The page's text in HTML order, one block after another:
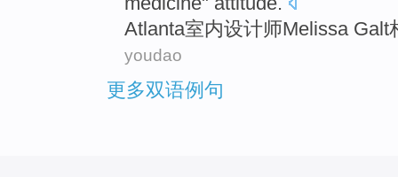
Atlanta室内设计师Melissa Galt
youdao
更多双语例句